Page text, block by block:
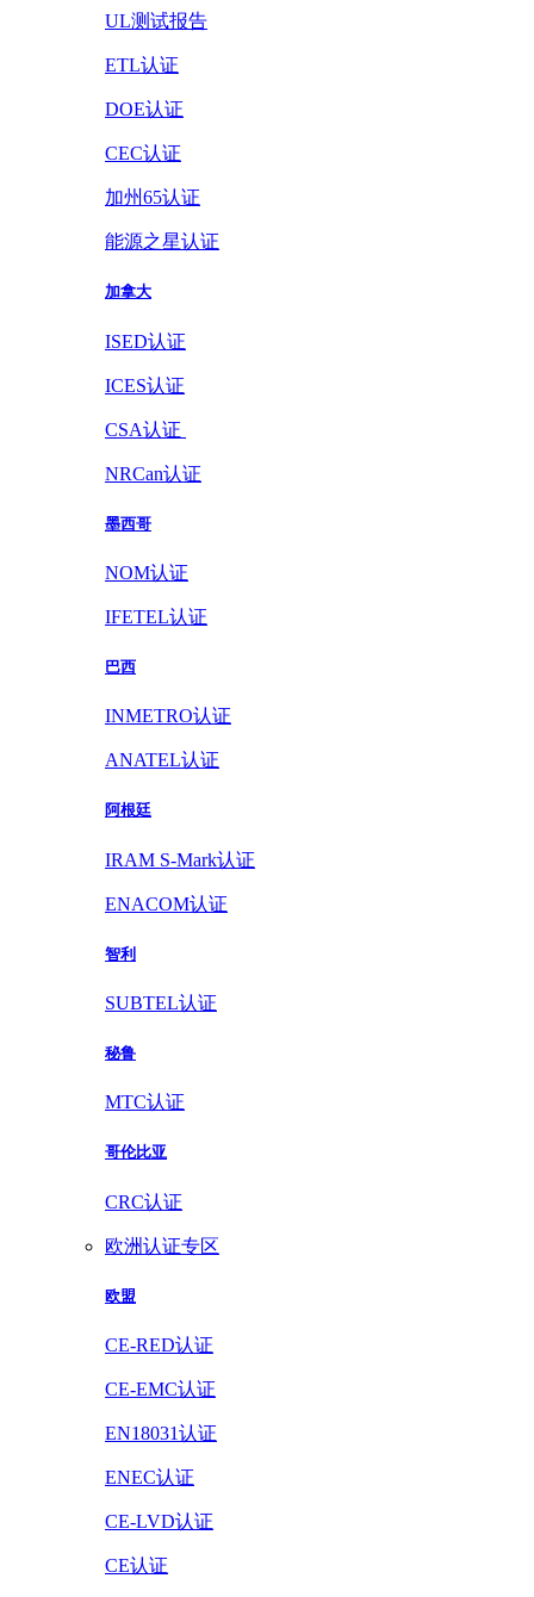
UL测试报告
ETL认证
DOE认证
CEC认证
加州65认证
能源之星认证
加拿大
ISED认证
ICES认证
CSA认证
NRCan认证
墨西哥
NOM认证
IFETEL认证
巴西
INMETRO认证
ANATEL认证
阿根廷
IRAM S-Mark认证
ENACOM认证
智利
SUBTEL认证
秘鲁
MTC认证
哥伦比亚
CRC认证
欧洲认证专区
欧盟
CE-RED认证
CE-EMC认证
EN18031认证
ENEC认证
CE-LVD认证
CE认证